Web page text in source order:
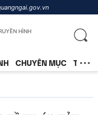
HÌNH
CHUYÊN MỤC TIN